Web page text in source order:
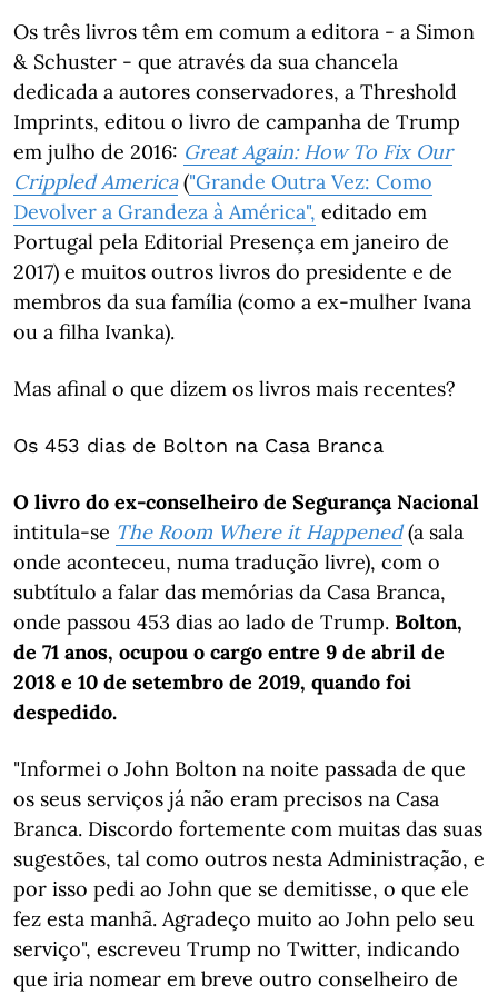
Os três livros têm em comum a editora - a Simon
& Schuster - que através da sua chancela
dedicada a autores conservadores, a Threshold
Imprints, editou o livro de campanha de Trump
em julho de 2016: Great Again: How To Fix Our
Crippled America("Grande Outra Vez: Como
Devolver a Grandeza à América", editado em
Portugal pela Editorial Presença em janeiro de
2017) e muitos outros livros do presidente e de
membros da sua família (como a ex-mulher Ivana
ou a filha Ivanka).
Mas afinal o que dizem os livros mais recentes?
Os 453 dias de Bolton na Casa Branca
O livro do ex-conselheiro de Segurança Nacional
intitula-se The Room Where it Happened(a sala
onde aconteceu, numa tradução livre), com o
subtítulo a falar das memórias da Casa Branca,
onde passou 453 dias ao lado de Trump. Bolton,
de 71 anos, ocupou o cargo entre 9 de abril de
2018 e 10 de setembro de 2019, quando foi
despedido.
"Informei o John Bolton na noite passada de que
os seus serviços já não eram precisos na Casa
Branca. Discordo fortemente com muitas das suas
sugestões, tal como outros nesta Administração, e
por isso pedi ao John que se demitisse, o que ele
fez esta manhã. Agradeço muito ao John pelo seu
serviço", escreveu Trump no Twitter, indicando
que iria nomear em breve outro conselheiro de